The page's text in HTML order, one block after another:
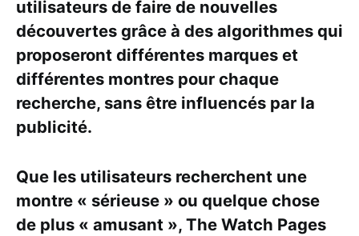
utilisateurs de faire de nouvelles
découvertes grâce à des algorithmes qui
proposeront différentes marques et
différentes montres pour chaque
recherche, sans être influencés par la
publicité.
Que les utilisateurs recherchent une
montre « sérieuse » ou quelque chose
de plus « amusant », The Watch Pages